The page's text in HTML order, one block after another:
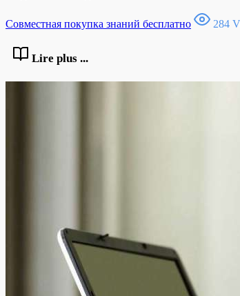
Совместная покупка знаний бесплатно 284
Lire plus ...